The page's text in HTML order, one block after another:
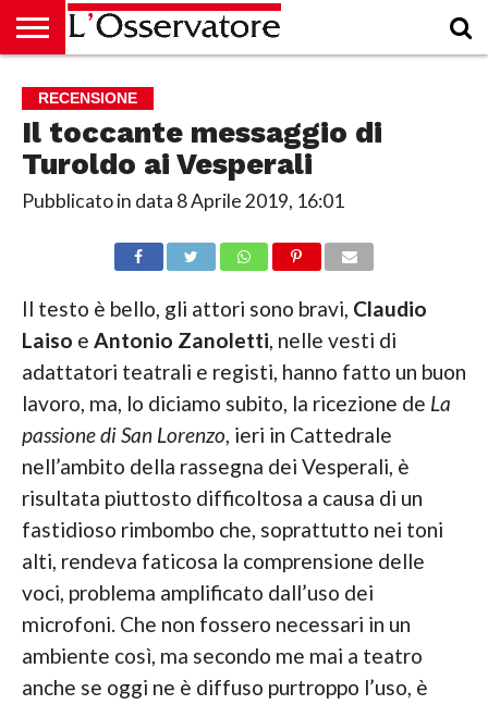
CULTURA
ECONOMIA
RUBRICHE
ARCHIVIO
PODCAST
ABBONAMENTO
CHI
SIAMO
ACCEDI
RECENSIONE
Il toccante messaggio di
Turoldo ai Vesperali
Pubblicato in data 8 Aprile 2019, 16:01
Il testo è bello, gli attori sono bravi, Claudio
Laiso e Antonio Zanoletti, nelle vesti di
adattatori teatrali e registi, hanno fatto un buon
lavoro, ma, lo diciamo subito, la ricezione de La
passione di San Lorenzo, ieri in Cattedrale
nell’ambito della rassegna dei Vesperali, è
risultata piuttosto difficoltosa a causa di un
fastidioso rimbombo che, soprattutto nei toni
alti, rendeva faticosa la comprensione delle
voci, problema amplificato dall’uso dei
microfoni. Che non fossero necessari in un
ambiente così, ma secondo me mai a teatro
anche se oggi ne è diffuso purtroppo l’uso, è